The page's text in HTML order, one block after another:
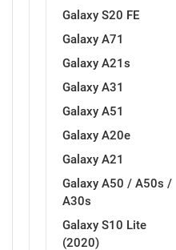
Galaxy S20 FE
Galaxy A71
Galaxy A21s
Galaxy A31
Galaxy A51
Galaxy A20e
Galaxy A21
Galaxy A50 / A50s /
A30s
Galaxy S10 Lite
(2020)
Obiteljski motivi